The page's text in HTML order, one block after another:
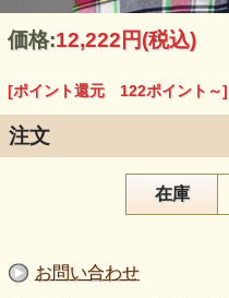
価格:12,222円(税込)
[ポイント還元 122ポイント～]
注文
在庫
お問い合わせ